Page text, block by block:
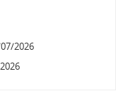
2026